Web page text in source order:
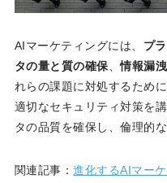
AIマーケティングには、 プ
タの量と質の確保、情報漏
れらの課題に対処するため
適切なセキュリティ対策を
タの品質を確保し、倫理的
関連記事：進化するAIマー